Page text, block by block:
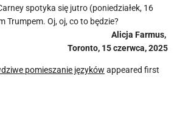
spotyka się jutro (poniedziałek, 16
Trumpem. Oj, oj, co to będzie?
Alicja Farmus,
Toronto, 15 czerwca, 2025
pomieszanie języków appeared first